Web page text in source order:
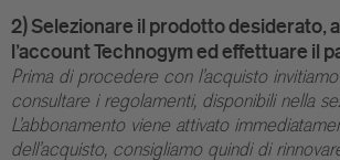
2) Selezionare il prodotto desiderato,
l'account Technogym ed effettuare il
Prima di procedere con l'acquisto
consultare i regolamenti, disponibili nella
L'abbonamento viene attivato
dell'acquisto, consigliamo quindi di